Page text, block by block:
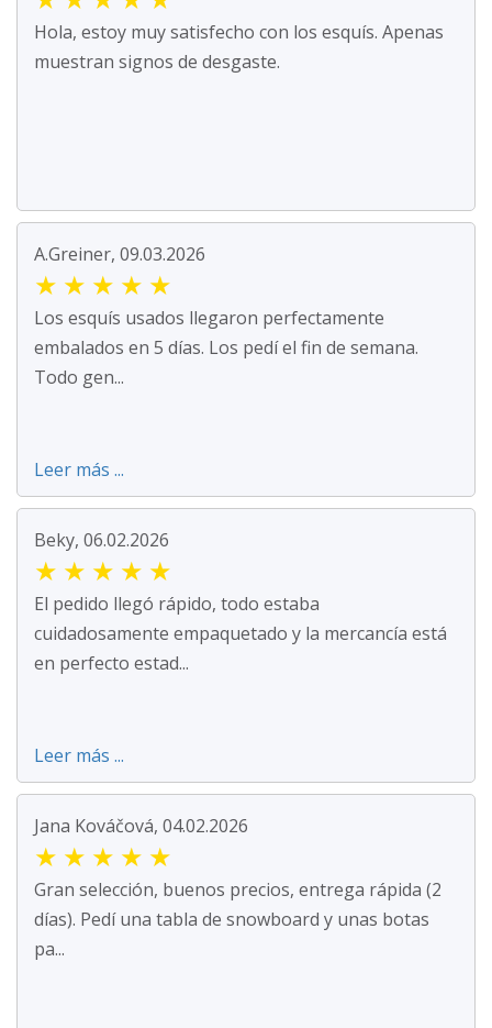
Hola, estoy muy satisfecho con los esquís. Apenas
muestran signos de desgaste.
A.Greiner, 09.03.2026
★ ★ ★ ★ ★
Los esquís usados llegaron perfectamente
embalados en 5 días. Los pedí el fin de semana.
Todo gen...
Leer más ...
Beky, 06.02.2026
★ ★ ★ ★ ★
El pedido llegó rápido, todo estaba
cuidadosamente empaquetado y la mercancía está
en perfecto estad...
Leer más ...
Jana Kováčová, 04.02.2026
★ ★ ★ ★ ★
Gran selección, buenos precios, entrega rápida (2
días). Pedí una tabla de snowboard y unas botas
pa...